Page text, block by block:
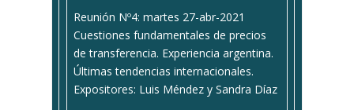
Reunión Nº4: martes 27-abr-2021
Cuestiones fundamentales de precios
de transferencia. Experiencia argentina.
Últimas tendencias internacionales.
Expositores: Luis Méndez y Sandra Díaz